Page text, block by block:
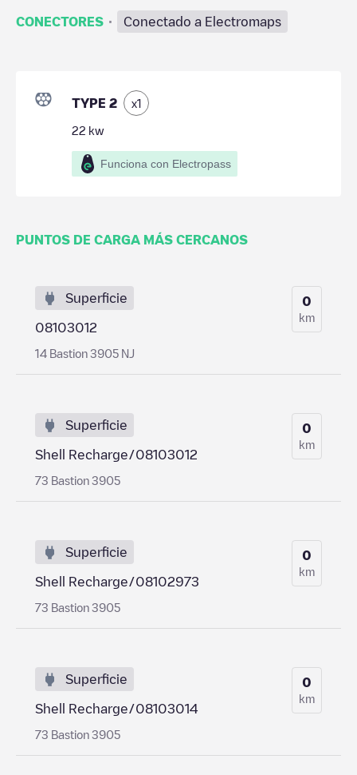
CONECTORES · Conectado a Electromaps
TYPE 2 x1
22 kw
Funciona con Electropass
PUNTOS DE CARGA MÁS CERCANOS
Superficie
08103012
14 Bastion 3905 NJ
0
km
Superficie
Shell Recharge/08103012
73 Bastion 3905
0
km
Superficie
Shell Recharge/08102973
73 Bastion 3905
0
km
Superficie
Shell Recharge/08103014
73 Bastion 3905
0
km